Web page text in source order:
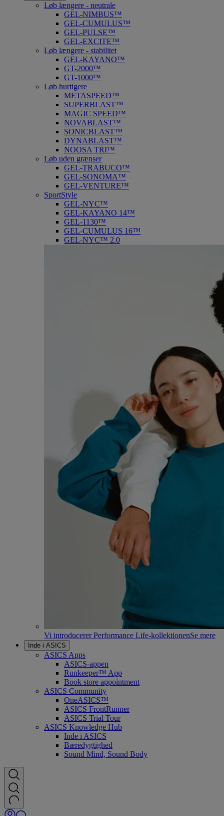
Løb længere - neutrale
GEL-NIMBUS™
GEL-CUMULUS™
GEL-PULSE™
GEL-EXCITE™
Løb længere - stabilitet
GEL-KAYANO™
GT-2000™
GT-1000™
Løb hurtigere
METASPEED™
SUPERBLAST™
MAGIC SPEED™
NOVABLAST™
SONICBLAST™
DYNABLAST™
NOOSA TRI™
Løb uden grænser
GEL-TRABUCO™
GEL-SONOMA™
GEL-VENTURE™
SportStyle
GEL-NYC™
GEL-KAYANO 14™
GEL-1130™
GEL-CUMULUS 16™
GEL-NYC™ 2.0
Vi introducerer Performance Life-kollektionenSe mere
Inde i ASICS
ASICS Apps
ASICS-appen
Runkeeper™ App
Book store appointment
ASICS Community
OneASICS™
ASICS FrontRunner
ASICS Trial Tour
ASICS Knowledge Hub
Inde i ASICS
Bæredygtighed
Sound Mind, Sound Body